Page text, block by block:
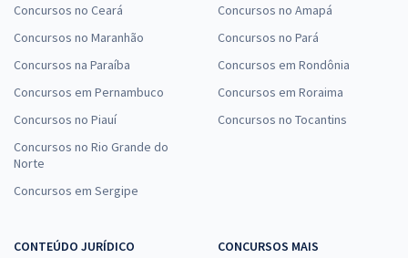
Concursos no Ceará
Concursos no Maranhão
Concursos na Paraíba
Concursos em Pernambuco
Concursos no Piauí
Concursos no Rio Grande do
Norte
Concursos em Sergipe
Concursos no Amapá
Concursos no Pará
Concursos em Rondônia
Concursos em Roraima
Concursos no Tocantins
CONTEÚDO JURÍDICO
CONCURSOS MAIS